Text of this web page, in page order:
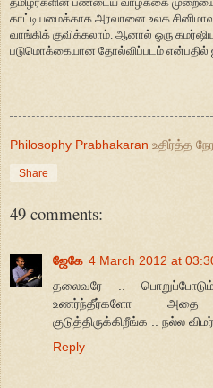
காட்டியமைக்காக அரவானை உலக
வாங்கிக் குவிக்கலாம். ஆனால் ஒரு
படுமொக்கையான தோல்விப்படம் என்பதில்
Philosophy Prabhakaran உதிர்த்த
Share
49 comments:
ஜேகே 4 March 2012 at
தலைவரே ..
உணர்ந்தீர்களோ அதை
குடுத்திருக்கிறீங்க .. நல்ல
Reply